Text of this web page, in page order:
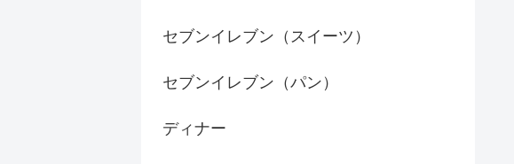
セブンイレブン（スイーツ）
セブンイレブン（パン）
ディナー